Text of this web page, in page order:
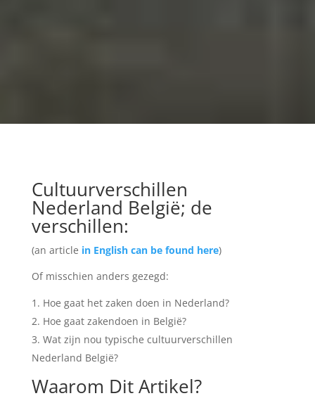
Cultuurverschillen
Nederland België; de
verschillen:
(an article in English can be found here)
Of misschien anders gezegd:
Hoe gaat het zaken doen in Nederland?
Hoe gaat zakendoen in België?
Wat zijn nou typische cultuurverschillen
Nederland België?
Waarom Dit Artikel?